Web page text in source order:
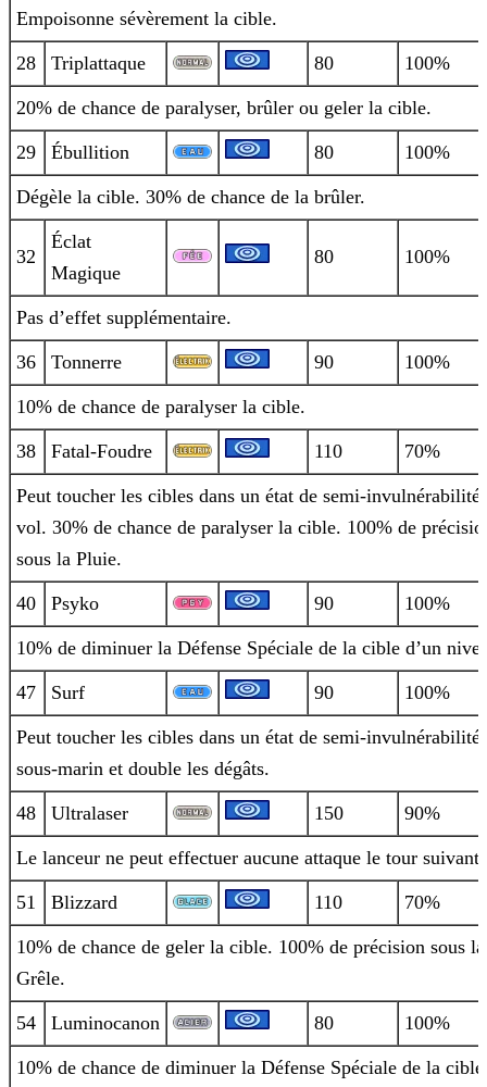
Empoisonne sévèrement la cible.
28 Triplattaque 80 100%
20% de chance de paralyser, brûler ou geler la cible.
29 Ébullition 80 100%
Dégèle la cible. 30% de chance de la brûler.
32
Éclat
Magique
80 100%
Pas d’effet supplémentaire.
36 Tonnerre 90 100%
10% de chance de paralyser la cible.
38 Fatal-Foudre 110 70%
Peut toucher les cibles dans un état de semi-invulnérabilité
vol. 30% de chance de paralyser la cible. 100% de
sous la Pluie.
40 Psyko 90 100%
10% de diminuer la Défense Spéciale de la cible d’un
47 Surf 90 100%
Peut toucher les cibles dans un état de semi-invulnérabilité
sous-marin et double les dégâts.
48 Ultralaser 150 90%
Le lanceur ne peut effectuer aucune attaque le tour suivant.
51 Blizzard 110 70%
10% de chance de geler la cible. 100% de précision sous la
Grêle.
54 Luminocanon 80 100%
10% de chance de diminuer la Défense Spéciale de la cible